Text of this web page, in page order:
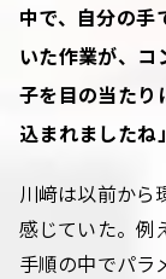
中で、自分の手
いた作業が、コ
子を目の当たり
込まれましたね
川﨑は以前から
感じていた。例
手順の中でパラ